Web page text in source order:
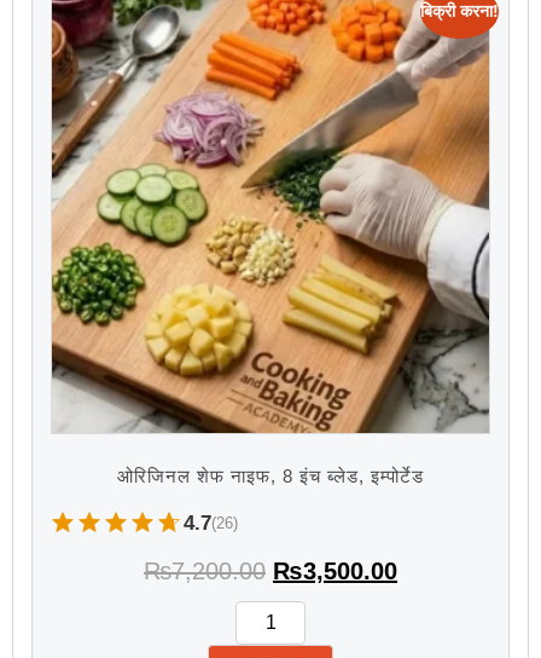
बिक्री करना!
ओरिजिनल शेफ नाइफ, 8 इंच ब्लेड, इम्पोर्टेड
4.7(26)
₨7,200.00 ₨3,500.00